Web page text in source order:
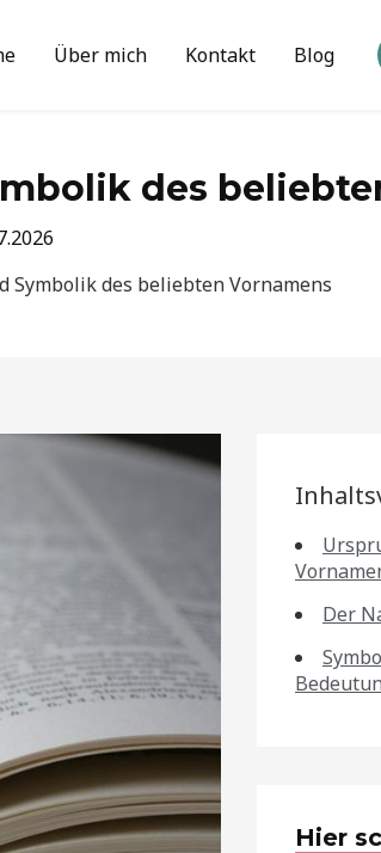
Über mich Kontakt Blog
des
Symbolik des beliebten Vornamens
Der
Hier